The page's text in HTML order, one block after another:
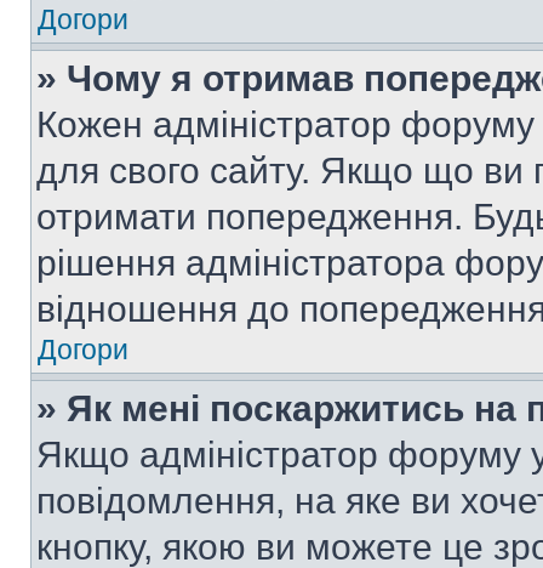
Догори
» Чому я отримав
Кожен адміністратор
для свого сайту. Якщо що
отримати попередження.
рішення адміністратора
відношення до
Догори
» Як мені поскаржитись на
Якщо адміністратор форуму
повідомлення, на яке ви
кнопку, якою ви можете це